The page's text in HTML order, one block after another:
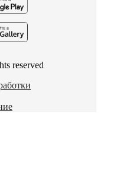
reserved